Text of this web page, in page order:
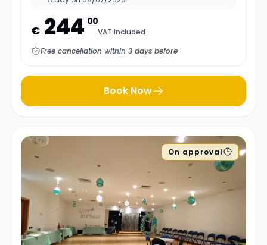
€ 244 00
VAT included
Free cancellation within 3 days before
Book Now
On approval